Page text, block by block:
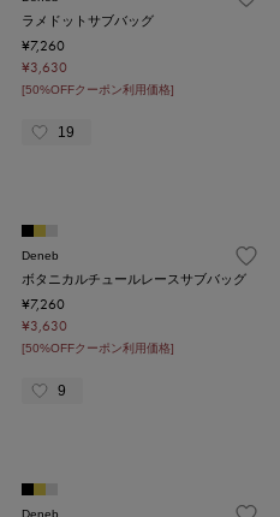
ラメドットサブバッグ
¥7,260
¥3,630
[50%OFFクーポン利用価格]
19
Deneb
ボタニカルチュールレースサブバッグ
¥7,260
¥3,630
[50%OFFクーポン利用価格]
9
Deneb